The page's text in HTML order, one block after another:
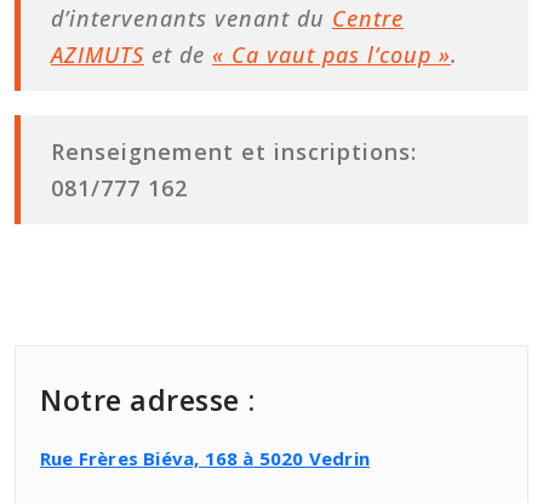
d’intervenants venant du Centre
AZIMUTS et de « Ca vaut pas l’coup ».
Renseignement et inscriptions:
081/777 162
Notre adresse :
Rue Frères Biéva, 168 à 5020 Vedrin